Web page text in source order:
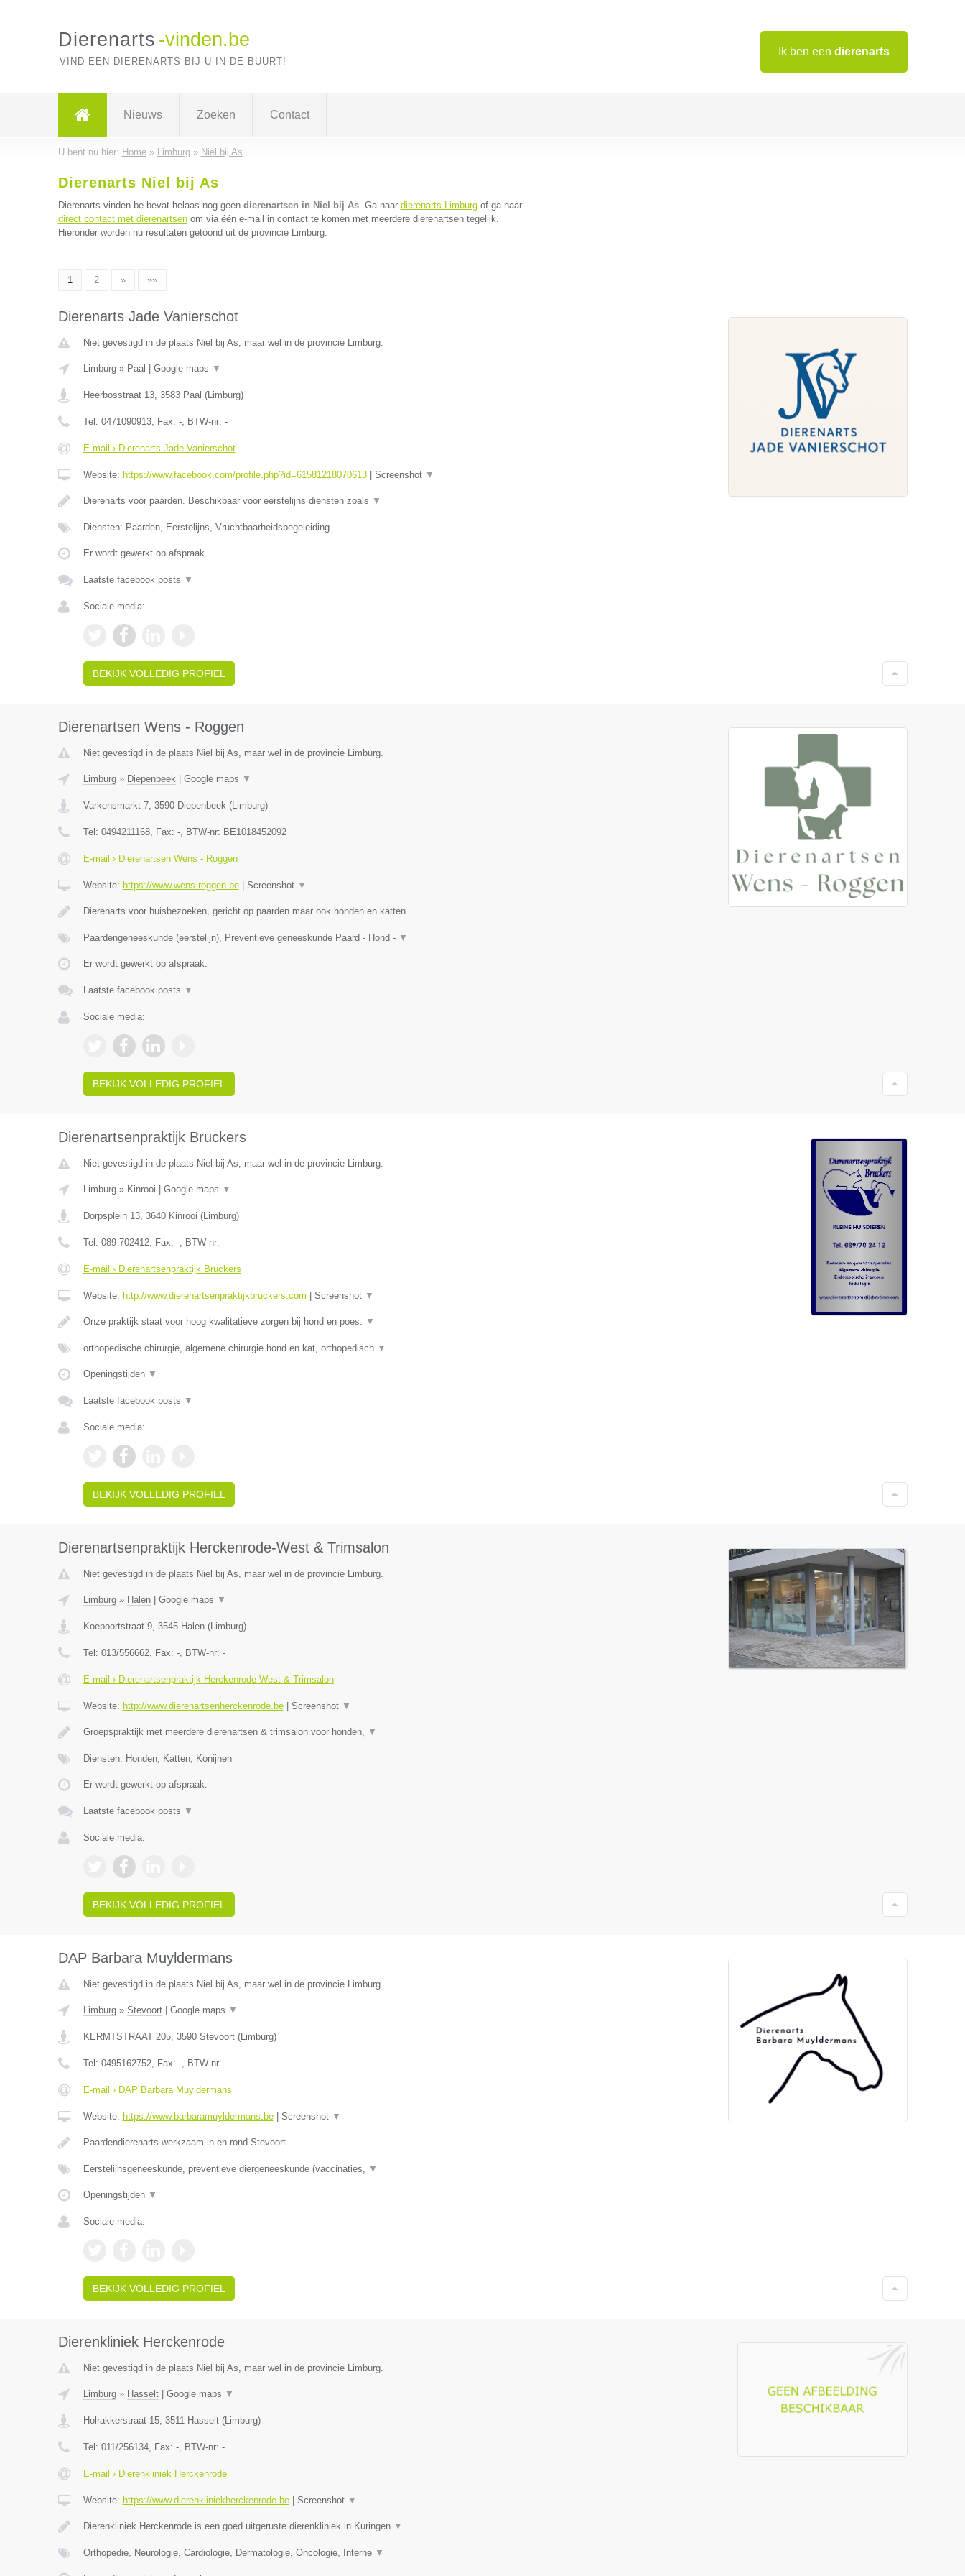
Ik ben een dierenarts
Dierenarts -vinden.be
VIND EEN DIERENARTS BIJ U IN DE BUURT!
Nieuws Zoeken Contact
U bent nu hier: Home» Limburg» Niel bij As
Dierenarts Niel bij As
Dierenarts-vinden.be bevat helaas nog geen dierenartsen in Niel bij As. Ga naar dierenarts Limburgof ga naar
direct contact met dierenartsenom via één e-mail in contact te komen met meerdere dierenartsen tegelijk.
Hieronder worden nu resultaten getoond uit de provincie Limburg.
1 2 » »»
Dierenarts Jade Vanierschot
Niet gevestigd in de plaats Niel bij As, maar wel in de provincie Limburg.
Limburg» Paal Google maps ▼
Heerbosstraat 13, 3583 Paal (Limburg)
Tel: 0471090913, Fax: -, BTW-nr: -
E-mail › Dierenarts Jade Vanierschot
Website: https://www.facebook.com/profile.php?id=61581218070613| Screenshot ▼
Dierenarts voor paarden. Beschikbaar voor eerstelijns diensten zoals ▼
Diensten: Paarden, Eerstelijns, Vruchtbaarheidsbegeleiding
Er wordt gewerkt op afspraak.
Laatste facebook posts ▼
Sociale media:
BEKIJK VOLLEDIG PROFIEL
Dierenartsen Wens - Roggen
Niet gevestigd in de plaats Niel bij As, maar wel in de provincie Limburg.
Limburg» Diepenbeek| Google maps ▼
Varkensmarkt 7, 3590 Diepenbeek(Limburg)
Tel: 0494211168, Fax: -, BTW-nr: BE1018452092
E-mail › Dierenartsen Wens - Roggen
Website: https://www.wens-roggen.be| Screenshot ▼
Dierenarts voor huisbezoeken, gericht op paarden maar ook honden en katten.
Paardengeneeskunde (eerstelijn), Preventieve geneeskunde Paard - Hond - ▼
Er wordt gewerkt op afspraak.
Laatste facebook posts ▼
Sociale media:
BEKIJK VOLLEDIG PROFIEL
Dierenartsenpraktijk Bruckers
Niet gevestigd in de plaats Niel bij As, maar wel in de provincie Limburg.
Limburg» Kinrooi Google maps ▼
Dorpsplein 13, 3640 Kinrooi (Limburg)
Tel: 089-702412, Fax: -, BTW-nr: -
E-mail › Dierenartsenpraktijk Bruckers
Website: http://www.dierenartsenpraktijkbruckers.com Screenshot ▼
Onze praktijk staat voor hoog kwalitatieve zorgen bij hond en poes. ▼
orthopedische chirurgie, algemene chirurgie hond en kat, orthopedisch ▼
Openingstijden ▼
Laatste facebook posts ▼
Sociale media:
BEKIJK VOLLEDIG PROFIEL
Dierenartsenpraktijk Herckenrode-West & Trimsalon
Niet gevestigd in de plaats Niel bij As, maar wel in de provincie Limburg.
Limburg» Halen| Google maps ▼
Koepoortstraat 9, 3545 Halen(Limburg)
Tel: 013/556662, Fax: -, BTW-nr: -
E-mail › Dierenartsenpraktijk Herckenrode-West & Trimsalon
Website: http://www.dierenartsenherckenrode.be| Screenshot ▼
Groepspraktijk met meerdere dierenartsen & trimsalon voor honden, ▼
Diensten: Honden, Katten, Konijnen
Er wordt gewerkt op afspraak.
Laatste facebook posts ▼
Sociale media:
BEKIJK VOLLEDIG PROFIEL
DAP Barbara Muyldermans
Niet gevestigd in de plaats Niel bij As, maar wel in de provincie Limburg.
Limburg» Stevoort| Google maps ▼
KERMTSTRAAT 205, 3590 Stevoort(Limburg)
Tel: 0495162752, Fax: -, BTW-nr: -
E-mail › DAP Barbara Muyldermans
Website: https://www.barbaramuyldermans.be| Screenshot ▼
Paardendierenarts werkzaam in en rond Stevoort
Eerstelijnsgeneeskunde, preventieve diergeneeskunde (vaccinaties, ▼
Openingstijden ▼
Sociale media:
BEKIJK VOLLEDIG PROFIEL
Dierenkliniek Herckenrode
Niet gevestigd in de plaats Niel bij As, maar wel in de provincie Limburg.
Limburg» Hasselt| Google maps ▼
Holrakkerstraat 15, 3511 Hasselt(Limburg)
Tel: 011/256134, Fax: -, BTW-nr: -
E-mail › Dierenkliniek Herckenrode
Website: https://www.dierenkliniekherckenrode.be| Screenshot ▼
Dierenkliniek Herckenrode is een goed uitgeruste dierenkliniek in Kuringen ▼
Orthopedie, Neurologie, Cardiologie, Dermatologie, Oncologie, Interne ▼